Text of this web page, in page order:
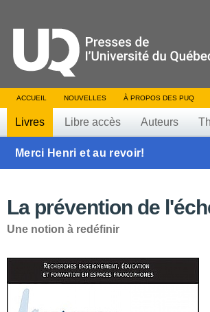
ACCUEIL NOUVELLES À PROPOS DES PUQ
Livres Libre accès Auteurs
Merci Henri et au revoir!
La prévention de
Une notion à redéfinir